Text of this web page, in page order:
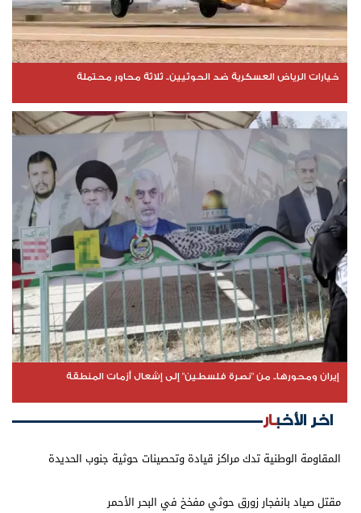
خيارات الرياض العسكرية ضد الحوثيين.. ثلاثة محاور محتملة
إيران ومحورها.. من "نصرة فلسطين" إلى إشعال أزمات المنطقة
اخر الأخبار
المقاومة الوطنية تدك مراكز قيادة وتحصينات حوثية جنوب الحديدة
مقتل صياد بانفجار زورق حوثي مفخخ في البحر الأحمر